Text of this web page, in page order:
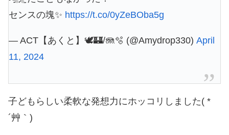
センスの塊✨ https://t.co/0yZeBOba5g
— ACT【あくと】🕊🏰/🪼🫧 (@Amydrop330) April
11, 2024
子どもらしい柔軟な発想力にホッコリしました( *
´艸｀)